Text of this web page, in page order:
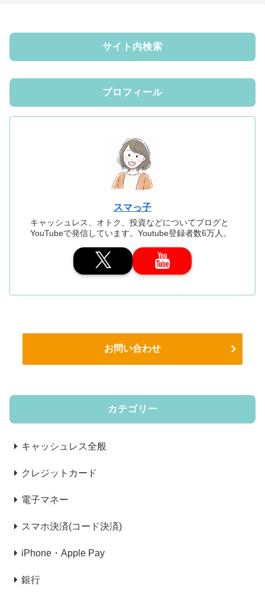
サイト内検索
プロフィール
スマっ子
キャッシュレス、オトク、投資などについてブログと
YouTubeで発信しています。Youtube登録者数6万人。
お問い合わせ
カテゴリー
キャッシュレス全般
クレジットカード
電子マネー
スマホ決済(コード決済)
iPhone・Apple Pay
銀行